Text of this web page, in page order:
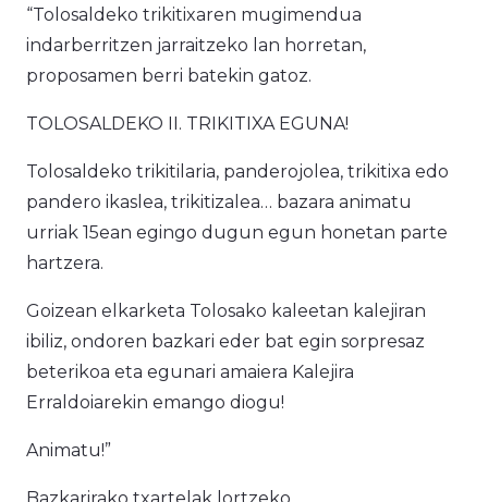
“Tolosaldeko trikitixaren mugimendua
indarberritzen jarraitzeko lan horretan,
proposamen berri batekin gatoz.
TOLOSALDEKO II. TRIKITIXA EGUNA!
Tolosaldeko trikitilaria, panderojolea, trikitixa edo
pandero ikaslea, trikitizalea… bazara animatu
urriak 15ean egingo dugun egun honetan parte
hartzera.
Goizean elkarketa Tolosako kaleetan kalejiran
ibiliz, ondoren bazkari eder bat egin sorpresaz
beterikoa eta egunari amaiera Kalejira
Erraldoiarekin emango diogu!
Animatu!”
Bazkarirako txartelak lortzeko